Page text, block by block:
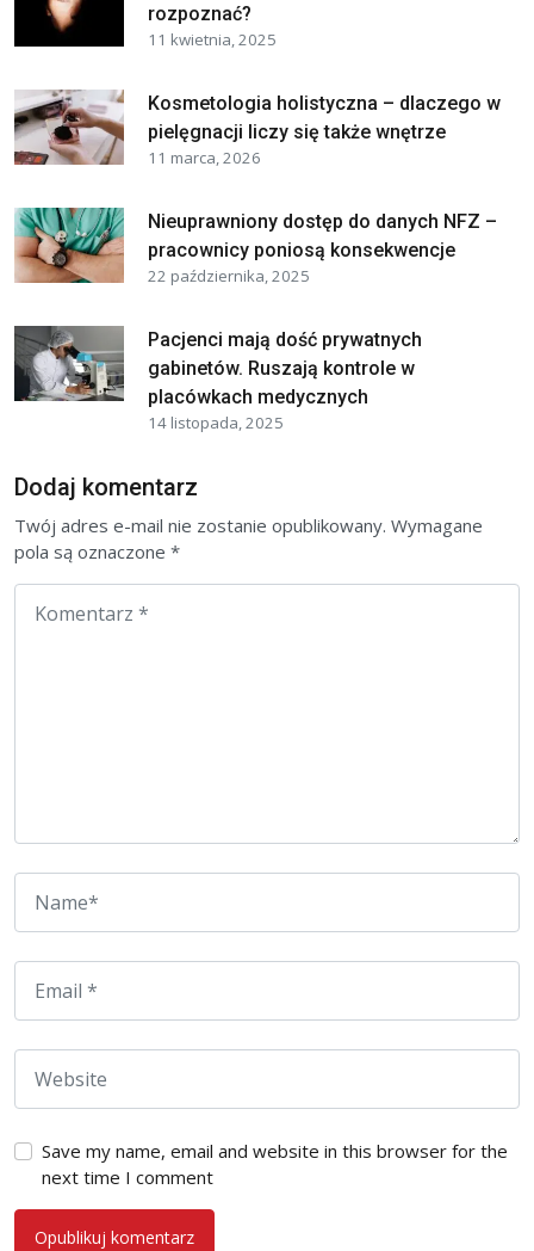
rozpoznać?
11 kwietnia, 2025
Kosmetologia holistyczna – dlaczego w
pielęgnacji liczy się także wnętrze
11 marca, 2026
Nieuprawniony dostęp do danych NFZ –
pracownicy poniosą konsekwencje
22 października, 2025
Pacjenci mają dość prywatnych
gabinetów. Ruszają kontrole w
placówkach medycznych
14 listopada, 2025
Dodaj komentarz
Twój adres e-mail nie zostanie opublikowany. Wymagane
pola są oznaczone *
Save my name, email and website in this browser for the
next time I comment